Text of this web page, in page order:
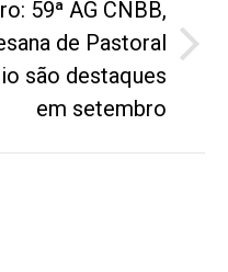
59ª AG CNBB,
de Pastoral
são destaques
em setembro